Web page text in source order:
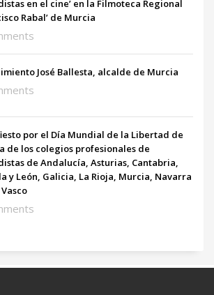
en el cine’ en la Filmoteca Regional
Rabal’ de Murcia
José Ballesta, alcalde de Murcia
por el Día Mundial de la Libertad de
de los colegios profesionales de
de Andalucía, Asturias, Cantabria,
y León, Galicia, La Rioja, Murcia, Navarra